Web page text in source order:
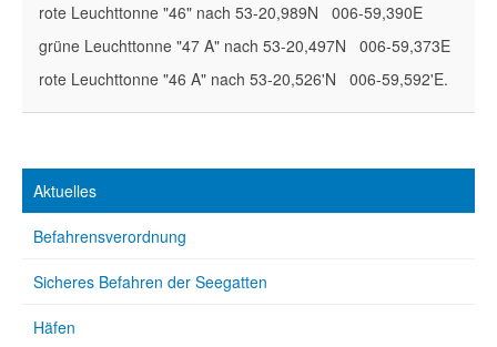
rote Leuchttonne "46" nach 53-20,989N 006-59,390E
grüne Leuchttonne "47 A" nach 53-20,497N 006-59,373E
rote Leuchttonne "46 A" nach 53-20,526'N 006-59,592'E.
Aktuelles
Befahrensverordnung
Sicheres Befahren der Seegatten
Häfen